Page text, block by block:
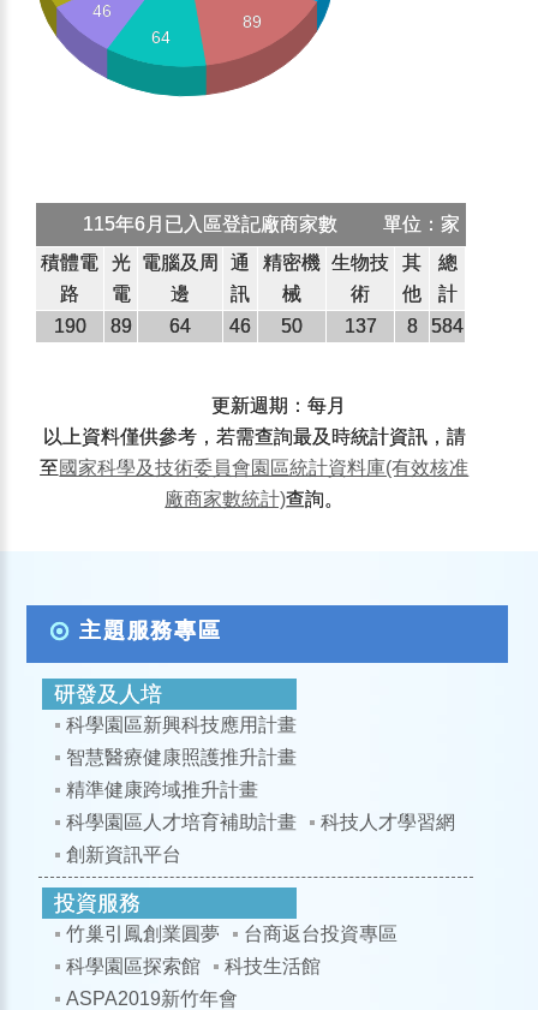
89
46
64
115年6月已入區登記廠商家數
單位：家
積體電
路
光
電
電腦及周
邊
通
訊
精密機
械
生物技
術
其
他
總
計
190
89 64 46 50 137 8 584
更新週期：每月
以上資料僅供參考，若需查詢最及時統計資訊，請
至國家科學及技術委員會園區統計資料庫(有效核准
廠商家數統計)查詢。
主題服務專區
科學園區新興科技應用計畫
智慧醫療健康照護推升計畫
精準健康跨域推升計畫
科學園區人才培育補助計畫
科技人才學習網
創新資訊平台
竹巢引鳳創業圓夢
台商返台投資專區
科學園區探索館
科技生活館
ASPA2019新竹年會